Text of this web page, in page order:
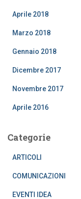
Aprile 2018
Marzo 2018
Gennaio 2018
Dicembre 2017
Novembre 2017
Aprile 2016
Categorie
ARTICOLI
COMUNICAZIONI
EVENTI IDEA